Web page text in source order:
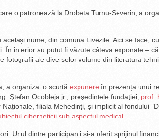
o patronează la Drobeta Turnu-Severin, a
nume, din comuna Livezile. Aici se face,
interior au putut fi văzute câteva exponate –
fotografii ale diverselor volume din literatura
a organizat o scurtă expunere în prezența unui
Ștefan Odobleja jr., președintele fundației, prof.
Naționale, filiala Mehedinți, și implicit al fondului
ciberneticii sub aspectul medical
Unul dintre participanți și-a oferit sprijinul